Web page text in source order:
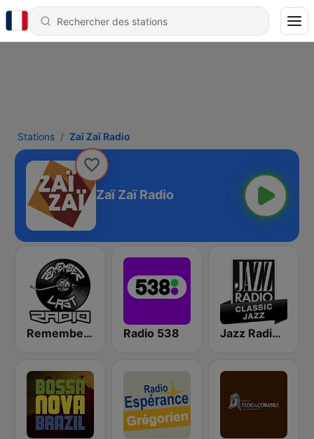
Stations Zaï Zaï Radio
Zaï Zaï Radio
Remember Last Radio Radio 538 Jazz Radio Classic Jazz